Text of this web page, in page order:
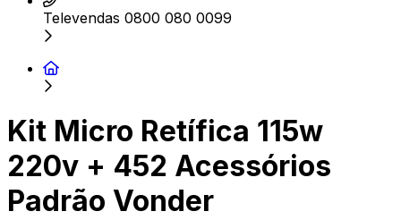
Televendas 0800 080 0099
Kit Micro Retífica 115w
220v + 452 Acessórios
Padrão Vonder